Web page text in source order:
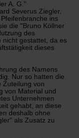
A. G."
Severus Ziegler,
ins
die "Bruno Köllner
des
nicht gestattet, da es
dieses
des Namens
Nur so hatten die
Zuteilung von
von Material und
Unternehmen
gehabt, an diese
deshalb ohne
als Zusatz zu